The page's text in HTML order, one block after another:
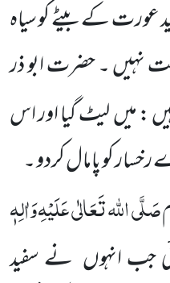
عورت کے بیٹے کو سیاہ
نہیں ۔ حضرت ابو ذر
: میںلیٹ گیا اور اس
کو پامال کردو ۔
صَلَّی اللہ تَعَالٰی عَلَیْہِوَاٰلِہٖ
جب انہوں نے سفید